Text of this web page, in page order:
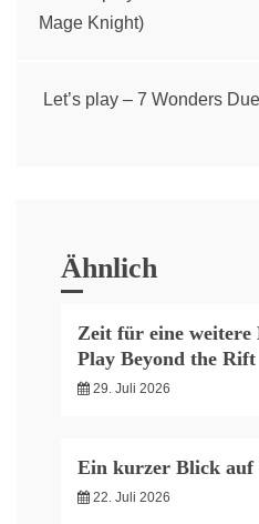
navigation
Mage Knight)
Let’s play – 7 Wonders
Ähnlich
Zeit für eine weitere
Play Beyond the Rift
29. Juli 2026
Ein kurzer Blick auf
22. Juli 2026